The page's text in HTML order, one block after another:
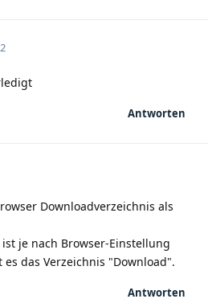
Antworten
Downloadverzeichnis als
je nach Browser-Einstellung
das Verzeichnis "Download".
Antworten